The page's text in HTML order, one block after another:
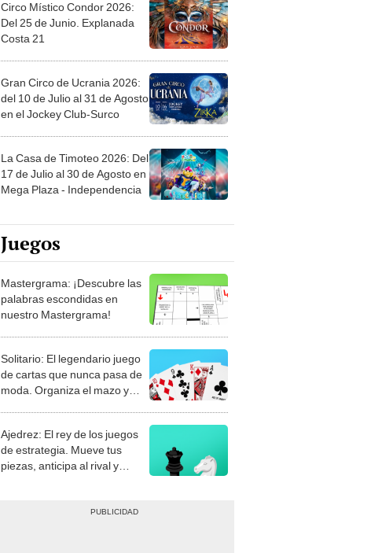
Circo Místico Condor 2026:
Del 25 de Junio. Explanada
Costa 21
Gran Circo de Ucrania 2026:
del 10 de Julio al 31 de Agosto
en el Jockey Club-Surco
La Casa de Timoteo 2026: Del
17 de Julio al 30 de Agosto en
Mega Plaza - Independencia
Juegos
Mastergrama: ¡Descubre las
palabras escondidas en
nuestro Mastergrama!
Solitario: El legendario juego
de cartas que nunca pasa de
moda. Organiza el mazo y
Ajedrez: El rey de los juegos
de estrategia. Mueve tus
piezas, anticipa al rival y